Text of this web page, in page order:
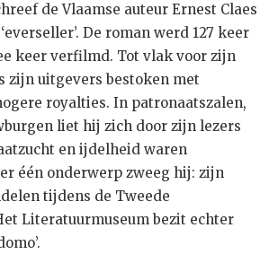
de Vlaamse auteur Ernest Claes
De roman werd 127 keer
keer verfilmd. Tot vlak voor zijn
zijn uitgevers bestoken met
royalties. In patronaatszalen,
liet hij zich door zijn lezers
en ijdelheid waren
één onderwerp zweeg hij: zijn
tijdens de Tweede
Literatuurmuseum bezit echter